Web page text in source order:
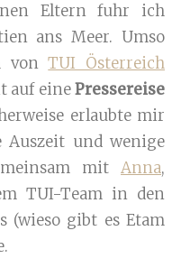
Eltern fuhr ich
ans Meer. Umso
vonTUI Österreich
auf einePressereise
erlaubte mir
Auszeit und wenige
mit Anna,
TUI-Team in den
(wieso gibt es Etam